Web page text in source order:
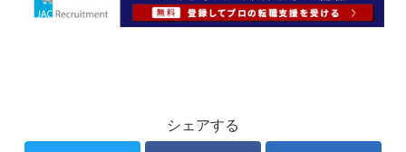
シェアする